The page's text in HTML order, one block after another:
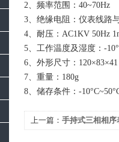
2、频率范围：40~70Hz
3、绝缘电阻：仪表线路
4、耐压：AC1KV 50Hz
5、工作温度及湿度：-
6、外形尺寸：120×83×41
7、重量：180g
8、储存条件：-
上一篇： 手持式三相相